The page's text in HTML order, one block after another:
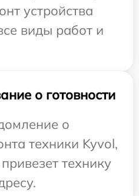
устройства
виды работ и
о готовности
о
техники Kyvol,
технику